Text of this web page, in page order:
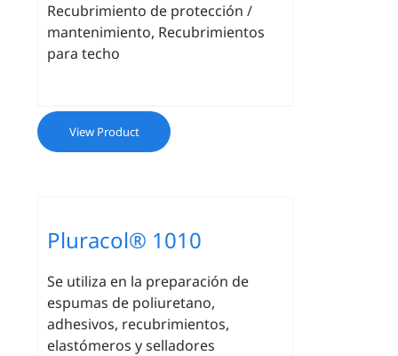
Recubrimiento de protección /
mantenimiento, Recubrimientos
para techo
View Product
Pluracol® 1010
Se utiliza en la preparación de
espumas de poliuretano,
adhesivos, recubrimientos,
elastómeros y selladores